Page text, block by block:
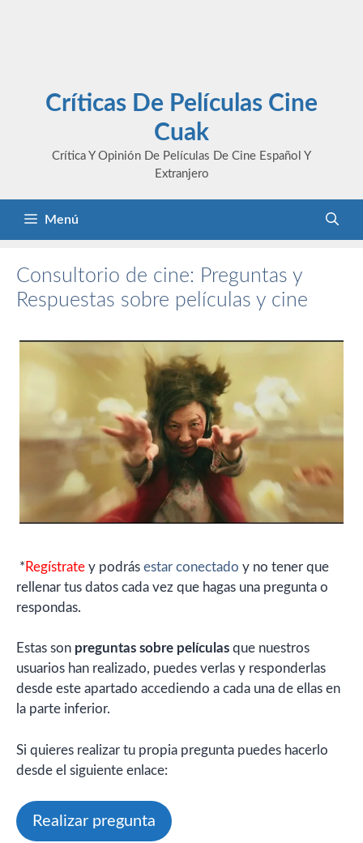
Críticas De Películas Cine
Cuak
Crítica Y Opinión De Películas De Cine Español Y
Extranjero
Menú
Consultorio de cine: Preguntas y
Respuestas sobre películas y cine
* Regístrate y podrás estar conectado y no tener que
rellenar tus datos cada vez que hagas una pregunta o
respondas.
Estas son preguntas sobre películas que nuestros
usuarios han realizado, puedes verlas y responderlas
desde este apartado accediendo a cada una de ellas en
la parte inferior.
Si quieres realizar tu propia pregunta puedes hacerlo
desde el siguiente enlace:
Realizar pregunta